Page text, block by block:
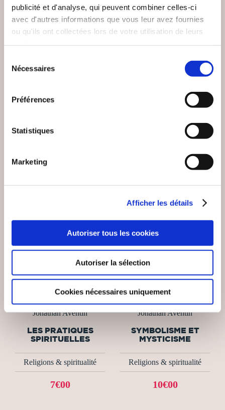
publicité et d'analyse, qui peuvent combiner celles-ci
avec d'autres informations que vous leur avez fournies
ou qu'ils ont collectées lors de votre utilisation de leurs
Nécessaires
Préférences
Statistiques
Marketing
Afficher les détails
Autoriser tous les cookies
Autoriser la sélection
Cookies nécessaires uniquement
(0 avis)
JP MONIER
DEMAIN
(0 avis)
Louise Clemens
UN HIÉROPHANTE
DE LA ROSE+CROIX
Religions & spiritualité
(0 avis)
Jonathan Aventin
LES PRATIQUES
SPIRITUELLES
Religions & spiritualité
7€00
Jonathan Aventin
SYMBOLISME ET
MYSTICISME
Religions & spiritualité
10€00